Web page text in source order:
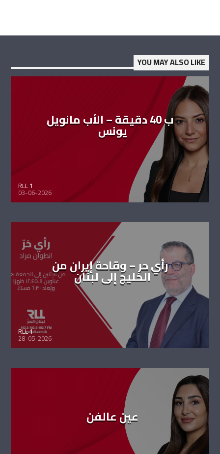
YOU MAY ALSO LIKE
ب 40 دقيقة – الأب مانويل
يونس
RLL 1
03-06-2026
رأي حر – وقاحة إيران من
الخليج إلى لبنان
RLL 1
28-05-2026
عين عالفن